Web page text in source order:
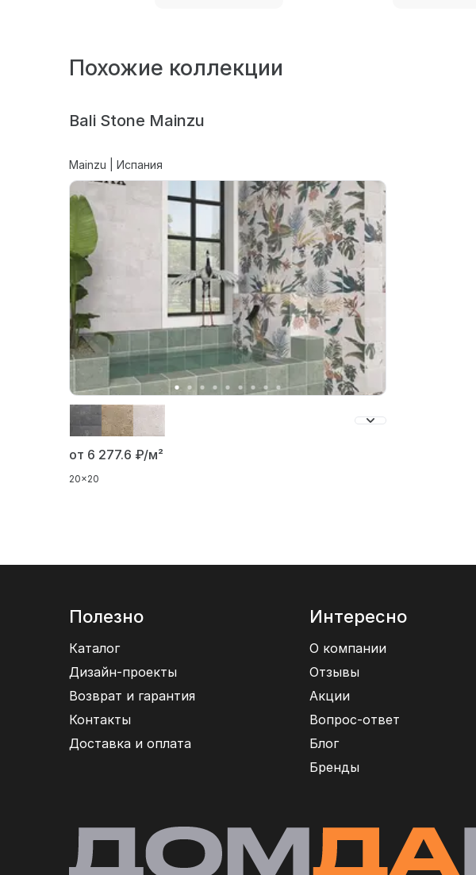
Похожие коллекции
Bali Stone Mainzu
Mainzu | Испания
от 6 277.6 ₽/м²
20x20
Полезно
Каталог
Дизайн-проекты
Возврат и гарантия
Контакты
Доставка и оплата
Интересно
О компании
Отзывы
Акции
Вопрос-ответ
Блог
Бренды